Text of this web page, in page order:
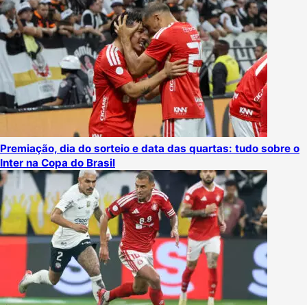
Premiação, dia do sorteio e data das quartas: tudo sobre o
Inter na Copa do Brasil